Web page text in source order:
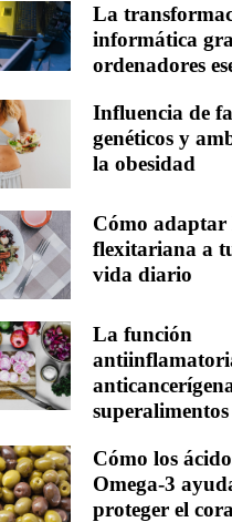
La
informática
ordenadores
Influencia de
genéticos y
la obesidad
Cómo adaptar
flexitariana a
vida diario
La función
superalimentos
Cómo los
Omega-3
proteger el